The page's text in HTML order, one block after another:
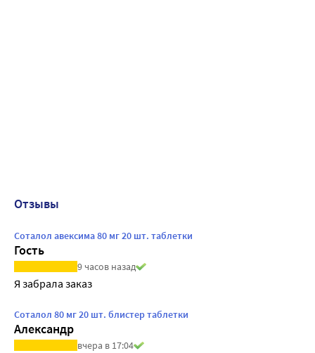
Отзывы
Соталол авексима 80 мг 20 шт. таблетки
Гость
9 часов назад
Я забрала заказ
Соталол 80 мг 20 шт. блистер таблетки
Александр
вчера в 17:04